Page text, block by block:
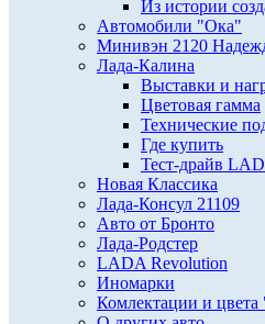
Из истории
Автомобили "Ока"
Минивэн 2120
Лада-Калина
Выставки и
Цветовая гамма
Технические
Где купить
Тест-драйв
Новая Классика
Лада-Консул 21109
Авто от Бронто
Лада-Родстер
LADA Revolution
Иномарки
Комлектации и